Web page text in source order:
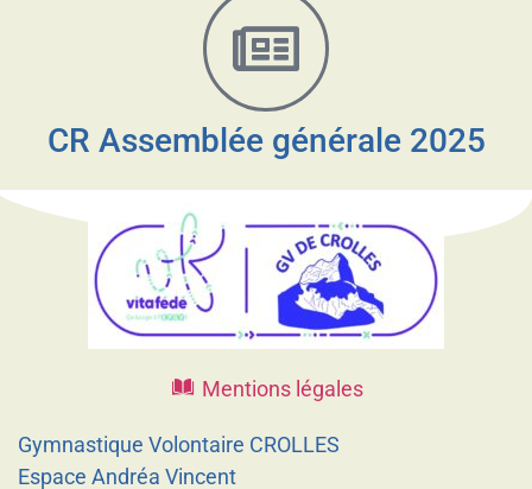
CR Assemblée générale 2025
Mentions légales
Gymnastique Volontaire CROLLES
Espace Andréa Vincent